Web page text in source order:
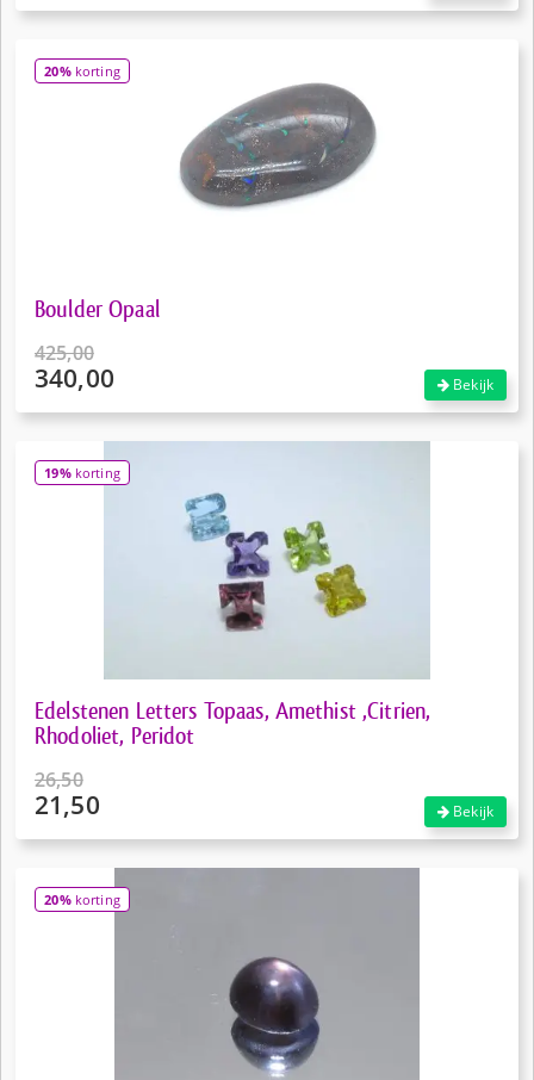
is:
€9,50.
20%korting
Boulder Opaal
425,00
Oorspronkelijke
340,00
is:
€340,00.
Bekijk
19%korting
Edelstenen Letters Topaas, Amethist ,Citrien,
Rhodoliet, Peridot
26,50
Oorspronkelijke
21,50
is:
€21,50.
Bekijk
20%korting